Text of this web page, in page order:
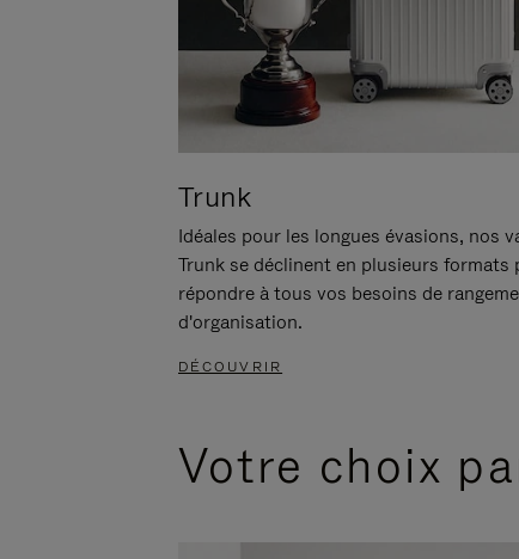
Trunk
Idéales pour les longues évasions, nos
Trunk se déclinent en plusieurs formats
répondre à tous vos besoins de
d'organisation.
DÉCOUVRIR
Votre choix